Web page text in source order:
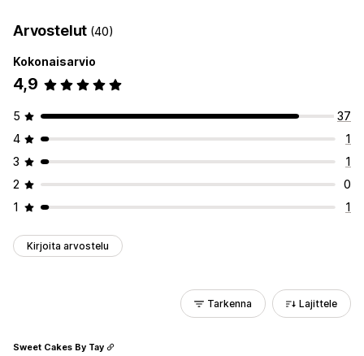
Arvostelut (40)
Kokonaisarvio
4,9
5
37
4
1
3
1
2
0
1
1
Kirjoita arvostelu
Tarkenna Lajittele
Sweet Cakes By Tay